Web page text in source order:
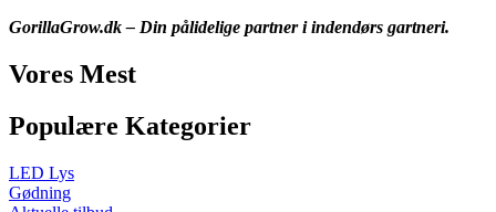
GorillaGrow.dk – Din pålidelige partner i indendørs gartneri.
Vores Mest
Populære Kategorier
LED Lys
Gødning